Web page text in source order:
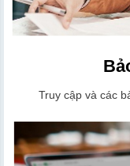
Truy cập và các